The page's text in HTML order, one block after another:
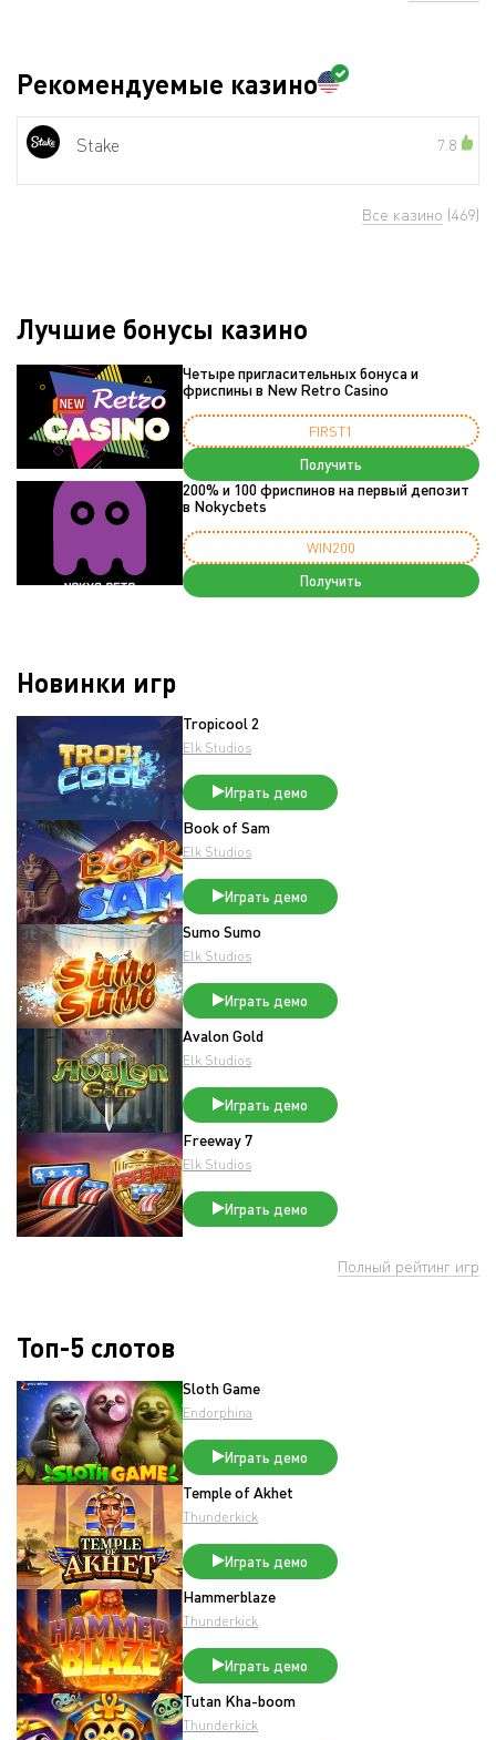
Рекомендуемые казино
Stake 7.8
Все казино (469)
Лучшие бонусы казино
Четыре пригласительных бонуса и
фриспины в New Retro Casino
FIRST1
Получить
200% и 100 фриспинов на первый депозит
в Nokycbets
WIN200
Получить
Новинки игр
Tropicool 2
Elk Studios
Играть демо
Book of Sam
Elk Studios
Играть демо
Sumo Sumo
Elk Studios
Играть демо
Avalon Gold
Elk Studios
Играть демо
Freeway 7
Elk Studios
Играть демо
Полный рейтинг игр
Топ-5 слотов
Sloth Game
Endorphina
Играть демо
Temple of Akhet
Thunderkick
Играть демо
Hammerblaze
Thunderkick
Играть демо
Tutan Kha-boom
Thunderkick